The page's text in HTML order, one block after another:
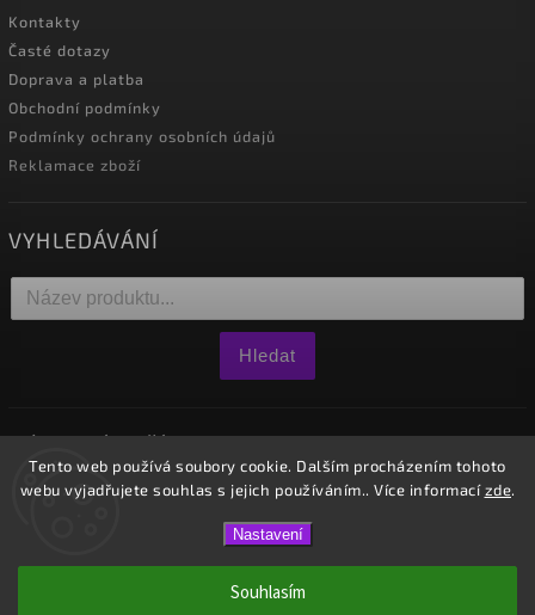
Tento web používá soubory cookie. Dalším procházením tohoto
webu vyjadřujete souhlas s jejich používáním.. Více informacízde.
Nastavení
Souhlasím
Kontakty
Časté dotazy
Doprava a platba
Obchodní podmínky
Podmínky ochrany osobních údajů
Reklamace zboží
VYHLEDÁVÁNÍ
Hledat
0ks / 0 Kč